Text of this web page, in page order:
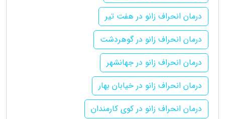
درمان انحراف زانو در هفت تیر
درمان انحراف زانو در گوهردشت
درمان انحراف زانو در جهانشهر
درمان انحراف زانو در خیابان بهار
درمان انحراف زانو در کوی کارمندان